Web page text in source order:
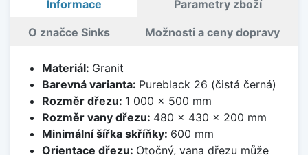
Informace Parametry zboží
O značce Sinks Možnosti a ceny dopravy
Materiál: Granit
Barevná varianta: Pureblack 26 (čistá černá)
Rozměr dřezu: 1 000 x 500 mm
Rozměr vany dřezu: 480 x 430 x 200 mm
Minimální šířka skříňky: 600 mm
Orientace dřezu: Otočný, vana dřezu může